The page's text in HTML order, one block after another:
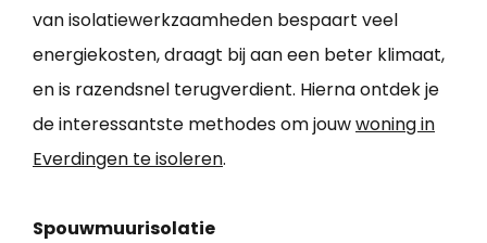
van isolatiewerkzaamheden bespaart veel
energiekosten, draagt bij aan een beter klimaat,
en is razendsnel terugverdient. Hierna ontdek je
de interessantste methodes om jouwwoning in
Everdingen te isoleren.
Spouwmuurisolatie